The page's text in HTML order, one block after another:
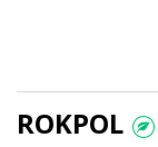
ROKPOL